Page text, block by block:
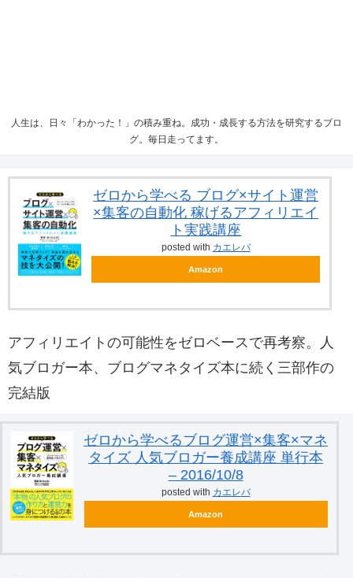
人生は、日々「わかった！」の積み重ね。成功・成長する方法を研究するブロ
グ。毎日走ってます。
ゼロから学べる ブログ×サイト運営
×集客の自動化 稼げるアフィリエイ
ト実践講座
posted with カエレバ
Amazon
アフィリエイトの可能性をゼロベースで再考察。人
気ブロガー本、ブログマネタイズ本に続く三部作の
完結版
ゼロから学べるブログ運営×集客×マネ
タイズ 人気ブロガー養成講座 単行本
– 2016/10/8
posted with カエレバ
Amazon